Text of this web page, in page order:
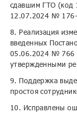
сдавшим ГТО (код
12.07.2024 №
8. Реализация
введенных
05.06.2024 № 766
утвержденными
9. Поддержка
простоя
10. Исправлены